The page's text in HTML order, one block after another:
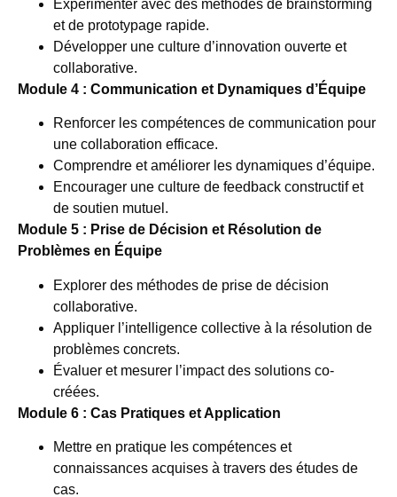
Expérimenter avec des méthodes de brainstorming
et de prototypage rapide.
Développer une culture d’innovation ouverte et
collaborative.
Module 4 : Communication et Dynamiques d’Équipe
Renforcer les compétences de communication pour
une collaboration efficace.
Comprendre et améliorer les dynamiques d’équipe.
Encourager une culture de feedback constructif et
de soutien mutuel.
Module 5 : Prise de Décision et Résolution de
Problèmes en Équipe
Explorer des méthodes de prise de décision
collaborative.
Appliquer l’intelligence collective à la résolution de
problèmes concrets.
Évaluer et mesurer l’impact des solutions co-
créées.
Module 6 : Cas Pratiques et Application
Mettre en pratique les compétences et
connaissances acquises à travers des études de
cas.